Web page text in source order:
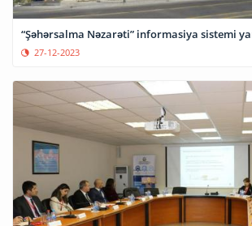
“Şəhərsalma Nəzarəti” informasiya sistemi
27-12-2023